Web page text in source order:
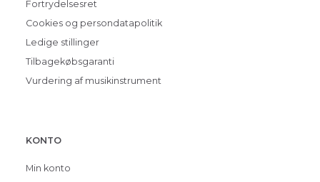
Fortrydelsesret
Cookies og persondatapolitik
Ledige stillinger
Tilbagekøbsgaranti
Vurdering af musikinstrument
KONTO
Min konto